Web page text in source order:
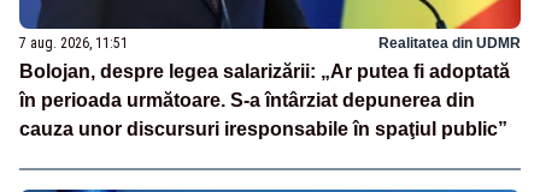
7 aug. 2026, 11:51 Realitatea din UDMR
Bolojan, despre legea salarizării: „Ar putea fi adoptată
în perioada următoare. S-a întârziat depunerea din
cauza unor discursuri iresponsabile în spaţiul public”